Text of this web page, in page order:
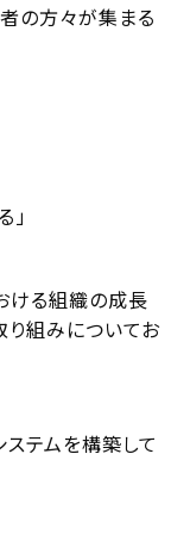
の方々が集まる
ける組織の成長
り組みについてお
ステムを構築して